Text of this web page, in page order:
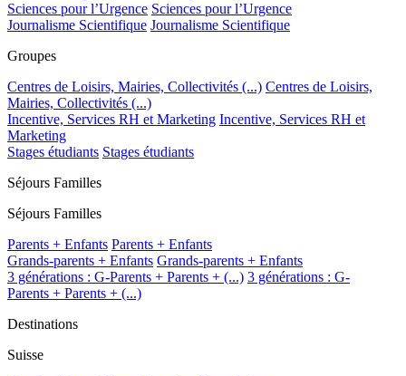
Sciences pour l’Urgence Sciences pour l’Urgence
Journalisme Scientifique Journalisme Scientifique
Groupes
Centres de Loisirs, Mairies, Collectivités (...) Centres de Loisirs,
Mairies, Collectivités (...)
Incentive, Services RH et Marketing Incentive, Services RH et
Marketing
Stages étudiants Stages étudiants
Séjours Familles
Séjours Familles
Parents + Enfants Parents + Enfants
Grands-parents + Enfants Grands-parents + Enfants
3 générations : G-Parents + Parents + (...) 3 générations : G-
Parents + Parents + (...)
Destinations
Suisse